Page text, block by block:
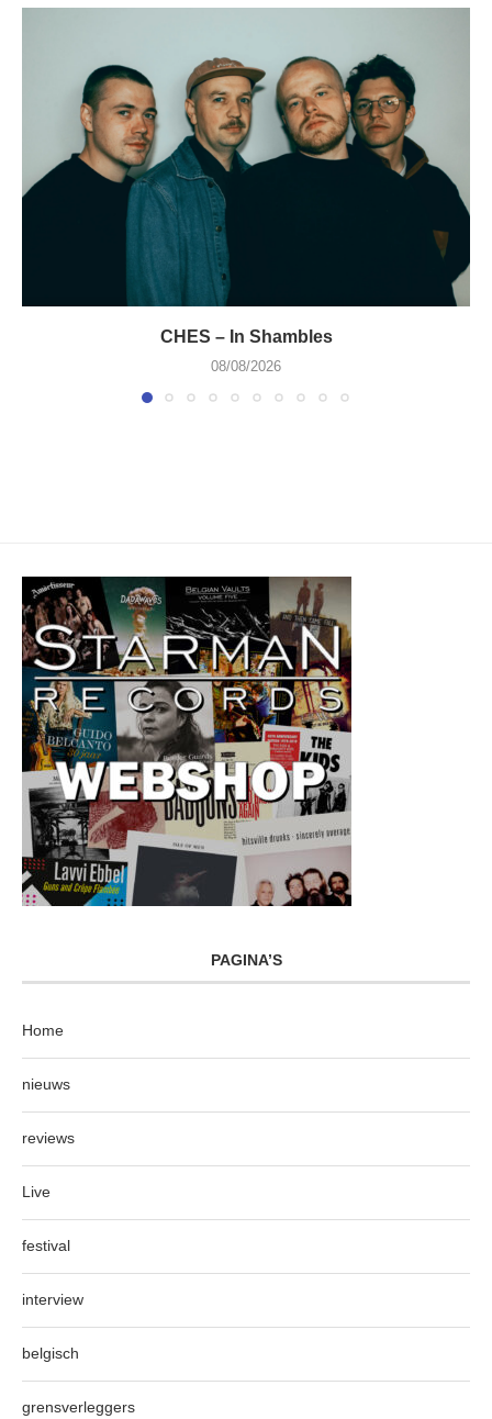
CHES – In Shambles
08/08/2026
PAGINA’S
Home
nieuws
reviews
Live
festival
interview
belgisch
grensverleggers